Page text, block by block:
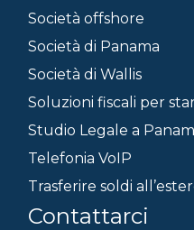
Società offshore
Società di Panama
Società di Wallis
Soluzioni fiscali per
Studio Legale a
Telefonia VoIP
Trasferire soldi
Contattarci